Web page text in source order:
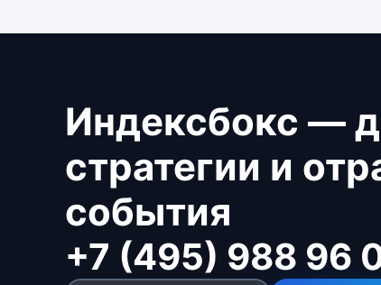
Индексбокс —
стратегии и
события
+7 (495) 988 96